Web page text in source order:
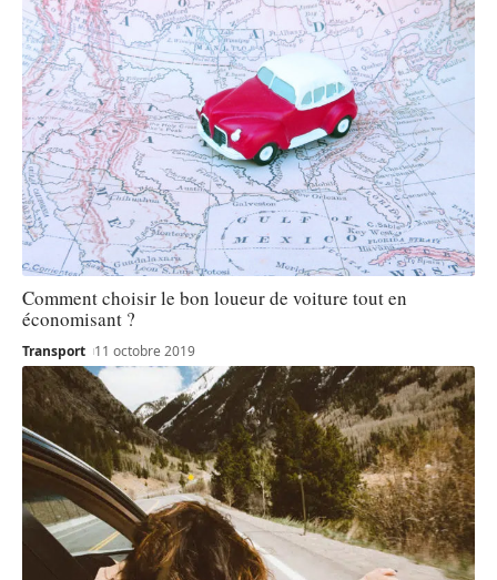
Comment choisir le bon loueur de voiture tout en
économisant ?
Transport 11 octobre 2019